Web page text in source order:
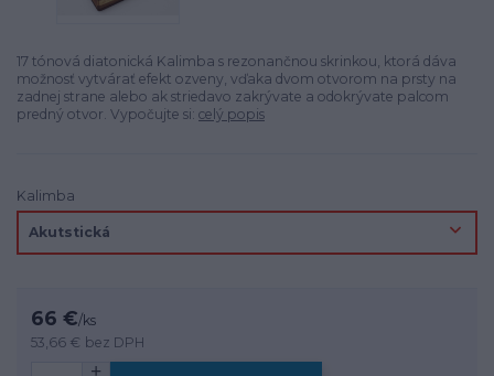
17 tónová diatonická Kalimba s rezonančnou skrinkou, ktorá dáva
možnosť vytvárať efekt ozveny, vďaka dvom otvorom na prsty na
zadnej strane alebo ak striedavo zakrývate a odokrývate palcom
predný otvor. Vypočujte si: celý popis
Kalimba
66 €/ks
53,66 € bez DPH